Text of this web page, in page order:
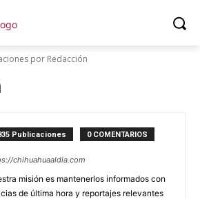
por Redacción
Publicaciones 0 COMENTARIOS
chihuahuaaldia.com
misión es mantenerlos informados con
de última hora y reportajes relevantes